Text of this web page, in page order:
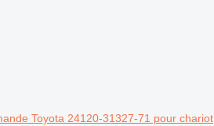
Toyota 24120-31327-71 pour chariot